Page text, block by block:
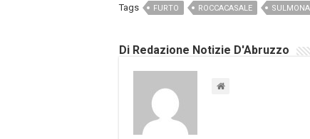
Tags FURTO ROCCACASALE SULMONA
Di Redazione Notizie D'Abruzzo